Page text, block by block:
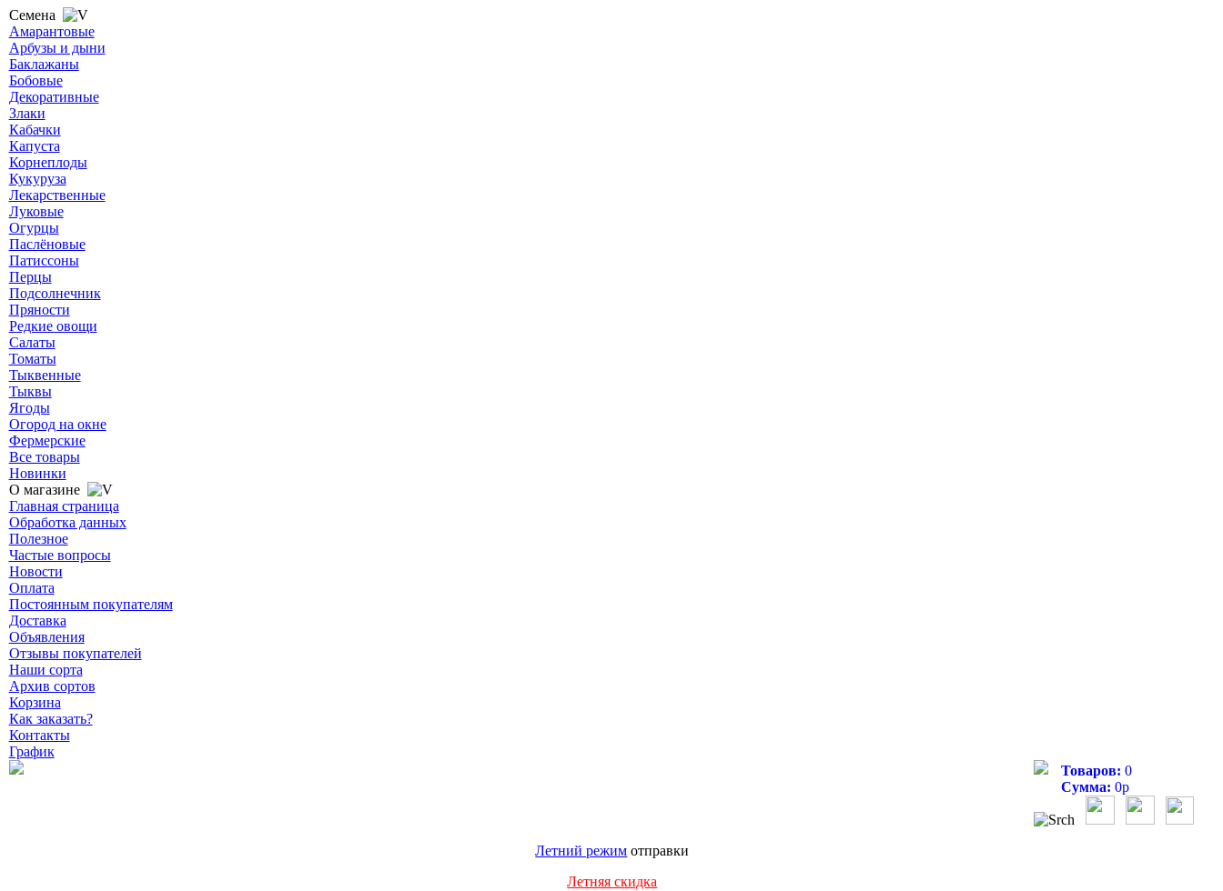
Семена
Амарантовые
Арбузы и дыни
Баклажаны
Бобовые
Декоративные
Злаки
Кабачки
Капуста
Корнеплоды
Кукуруза
Лекарственные
Луковые
Огурцы
Паслёновые
Патиссоны
Перцы
Подсолнечник
Пряности
Редкие овощи
Салаты
Томаты
Тыквенные
Тыквы
Ягоды
Огород на окне
Фермерские
Все товары
Новинки
О магазине
Главная страница
Обработка данных
Полезное
Частые вопросы
Новости
Оплата
Постоянным покупателям
Доставка
Объявления
Отзывы покупателей
Наши сорта
Архив сортов
Корзина
Как заказать?
Контакты
График
Товаров: 0
Сумма: 0р
Летний режим отправки
Летняя скидка